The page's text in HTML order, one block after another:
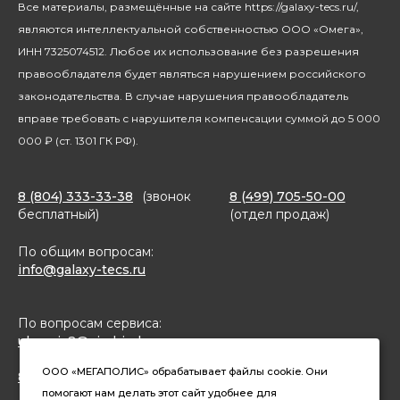
Посуда
Благотворительность
Все материалы, размещённые на сайте https://galaxy-tecs.ru/,
являются интеллектуальной собственностью ООО «Омега»,
ИНН 7325074512. Любое их использование без разрешения
правообладателя будет являться нарушением российского
законодательства. В случае нарушения правообладатель
вправе требовать с нарушителя компенсации суммой до 5 000
000 ₽ (ст. 1301 ГК РФ).
8 (804) 333-33-38
(звонок
бесплатный)
8 (499) 705-50-00
(отдел продаж)
По общим вопросам:
info@galaxy-tecs.ru
По вопросам сервиса:
ulservis2@simbirsk-crown.ru
8(962)633-02-15 (чат в MAX)
ООО «МЕГАПОЛИС» обрабатывает файлы cookie. Они
помогают нам делать этот сайт удобнее для